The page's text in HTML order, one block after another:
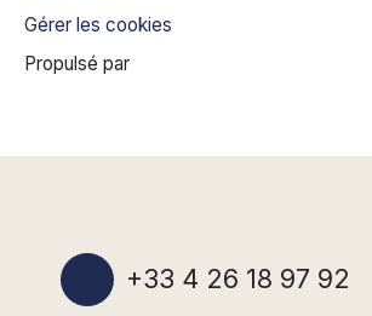
Gérer les cookies
Propulsé par
+33 4 26 18 97 92